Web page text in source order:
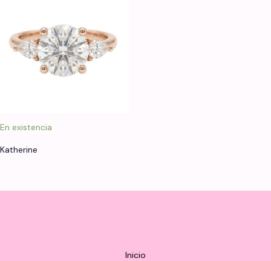
En existencia
Katherine
Inicio